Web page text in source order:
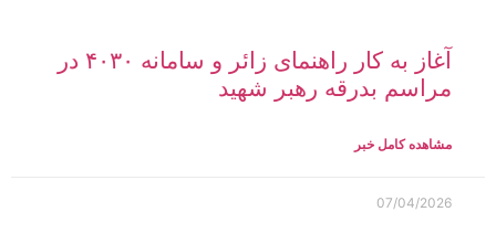
آغاز به کار راهنمای زائر و سامانه ۴۰۳۰ در
مراسم بدرقه رهبر شهید
مشاهده کامل خبر
07/04/2026